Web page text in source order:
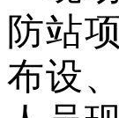
防站
布设